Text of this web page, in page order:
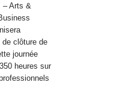
– Arts &
de clôture de
journée
heures sur